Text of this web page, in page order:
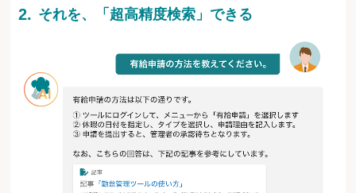
それを、「超高精度検索」できる